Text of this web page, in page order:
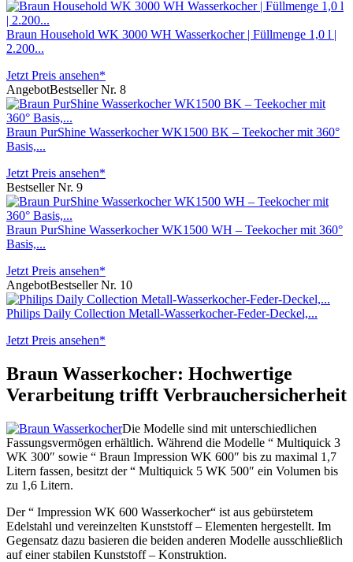
Braun Household WK 3000 WH Wasserkocher | Füllmenge 1,0 l |
2.200...
Jetzt Preis ansehen*
AngebotBestseller Nr. 8
Braun PurShine Wasserkocher WK1500 BK – Teekocher mit 360°
Basis,...
Jetzt Preis ansehen*
Bestseller Nr. 9
Braun PurShine Wasserkocher WK1500 WH – Teekocher mit 360°
Basis,...
Jetzt Preis ansehen*
AngebotBestseller Nr. 10
Philips Daily Collection Metall-Wasserkocher-Feder-Deckel,...
Jetzt Preis ansehen*
Braun Wasserkocher: Hochwertige
Verarbeitung trifft Verbrauchersicherheit
Die Modelle sind mit unterschiedlichen
Fassungsvermögen erhältlich. Während die Modelle “ Multiquick 3
WK 300″ sowie “ Braun Impression WK 600″ bis zu maximal 1,7
Litern fassen, besitzt der “ Multiquick 5 WK 500″ ein Volumen bis
zu 1,6 Litern.
Der “ Impression WK 600 Wasserkocher“ ist aus gebürstetem
Edelstahl und vereinzelten Kunststoff – Elementen hergestellt. Im
Gegensatz dazu basieren die beiden anderen Modelle ausschließlich
auf einer stabilen Kunststoff – Konstruktion.